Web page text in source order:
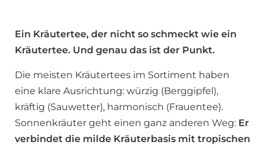
Ein Kräutertee, der nicht so schmeckt wie ein
Kräutertee. Und genau das ist der Punkt.
Die meisten Kräutertees im Sortiment haben
eine klare Ausrichtung: würzig (Berggipfel),
kräftig (Sauwetter), harmonisch (Frauentee).
Sonnenkräuter geht einen ganz anderen Weg: Er
verbindet die milde Kräuterbasis mit tropischen